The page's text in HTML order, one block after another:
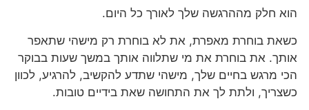
הוא חלק מההרגשה שלך לאורך כל היום.
כשאת בוחרת מאפרת, את לא בוחרת רק מישהי שתאפר
אותך. את בוחרת את מי שתלווה אותך במשך שעות בבוקר
הכי מרגש בחיים שלך, מישהי שתדע להקשיב, להרגיע, לכוון
כשצריך, ולתת לך את התחושה שאת בידיים טובות.